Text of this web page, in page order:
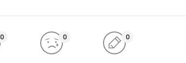
0 0 0